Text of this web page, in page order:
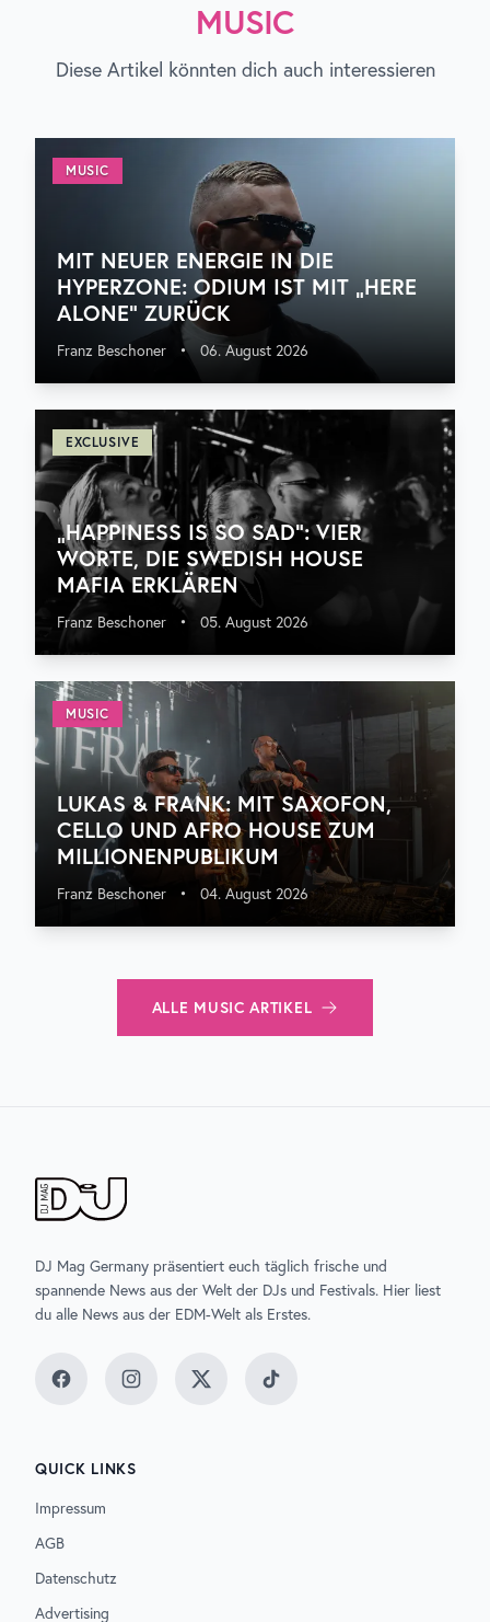
MUSIC
Diese Artikel könnten dich auch interessieren
MUSIC
MIT NEUER ENERGIE IN DIE
HYPERZONE: ODIUM IST MIT „HERE
ALONE“ ZURÜCK
Franz Beschoner • 06. August 2026
EXCLUSIVE
„HAPPINESS IS SO SAD“: VIER
WORTE, DIE SWEDISH HOUSE
MAFIA ERKLÄREN
Franz Beschoner • 05. August 2026
MUSIC
LUKAS & FRANK: MIT SAXOFON,
CELLO UND AFRO HOUSE ZUM
MILLIONENPUBLIKUM
Franz Beschoner • 04. August 2026
ALLE MUSIC ARTIKEL
DJ Mag Germany präsentiert euch täglich frische und
spannende News aus der Welt der DJs und Festivals. Hier liest
du alle News aus der EDM-Welt als Erstes.
FacebookInstagramTwitter TikTok
QUICK LINKS
Impressum
AGB
Datenschutz
Advertising